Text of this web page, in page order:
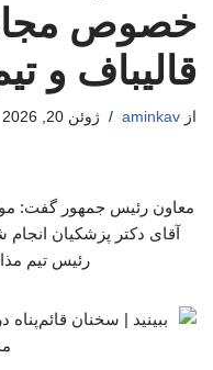
خصوص
قالیباف و
از aminkav ژوئن 20, 2026
معاون رئیس جمهور گفت:
آقای دکتر پزشکیان انجام
رئیس تیم